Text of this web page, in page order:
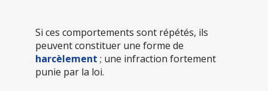
Si ces comportements sont répétés, ils
peuvent constituer une forme de
harcèlement ; une infraction fortement
punie par la loi.